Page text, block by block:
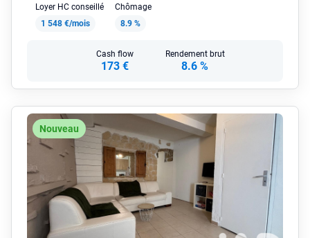
Loyer HC conseillé
1 548 €/mois
Chômage
8.9 %
Cash flow
173 €
Rendement brut
8.6 %
Nouveau